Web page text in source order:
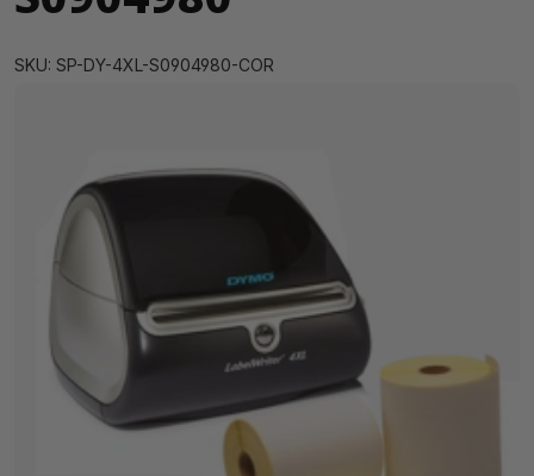
SKU: SP-DY-4XL-S0904980-COR